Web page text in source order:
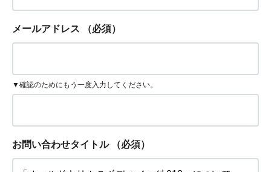
メールアドレス （必須）
▼確認のためにもう一度入力してください。
お問い合わせタイトル （必須）